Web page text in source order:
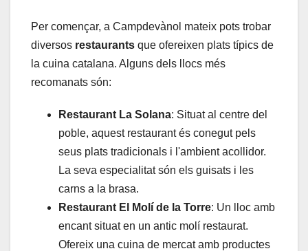
Per començar, a Campdevànol mateix pots trobar
diversos restaurants que ofereixen plats típics de
la cuina catalana. Alguns dels llocs més
recomanats són:
Restaurant La Solana: Situat al centre del
poble, aquest restaurant és conegut pels
seus plats tradicionals i l'ambient acollidor.
La seva especialitat són els guisats i les
carns a la brasa.
Restaurant El Molí de la Torre: Un lloc amb
encant situat en un antic molí restaurat.
Ofereix una cuina de mercat amb productes